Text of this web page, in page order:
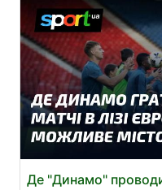
Де "Динамо"